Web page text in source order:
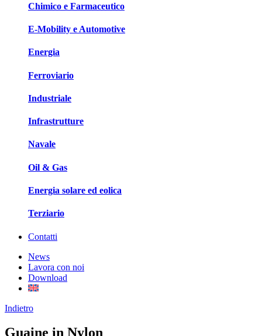
Chimico e Farmaceutico
E-Mobility e Automotive
Energia
Ferroviario
Industriale
Infrastrutture
Navale
Oil & Gas
Energia solare ed eolica
Terziario
Contatti
News
Lavora con noi
Download
Indietro
Guaine in Nylon